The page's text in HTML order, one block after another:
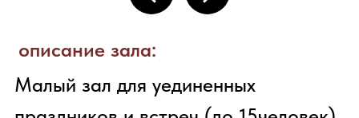
info@serebro.cafe